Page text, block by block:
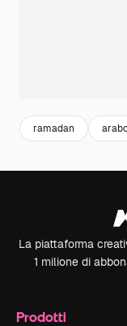
ramadan
La piattaforma
1 milione di
Prodotti